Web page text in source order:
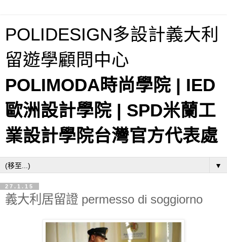
POLIDESIGN多設計義大利
留遊學顧問中心
POLIMODA時尚學院 | IED
歐洲設計學院 | SPD米蘭工
業設計學院台灣官方代表處
▼
27.1.15
義大利居留證 permesso di soggiorno